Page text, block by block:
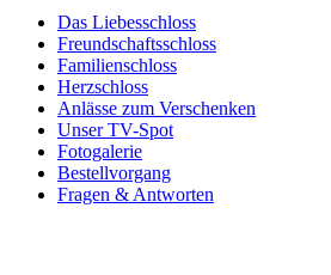
Das Liebesschloss
Freundschaftsschloss
Familienschloss
Herzschloss
Anlässe zum Verschenken
Unser TV-Spot
Fotogalerie
Bestellvorgang
Fragen & Antworten